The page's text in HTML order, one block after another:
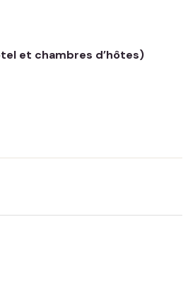
et chambres d’hôtes)